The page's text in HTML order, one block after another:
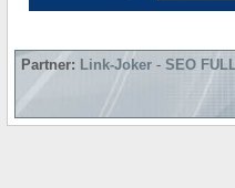
Partner: Link-Joker - SEO